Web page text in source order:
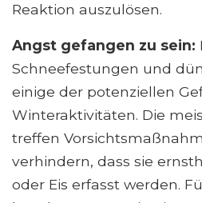
Reaktion auszulösen.
Angst gefangen zu sein:
Schneefestungen und
einige der potenziellen
Winteraktivitäten. Die
treffen
verhindern, dass sie
oder Eis erfasst werden.